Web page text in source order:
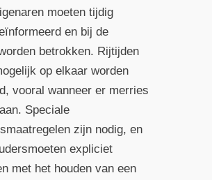
moeten tijdig
en bij de
betrokken. Rijtijden
op elkaar worden
vooral wanneer er merries
Speciale
zijn nodig, en
expliciet
met het houden van een